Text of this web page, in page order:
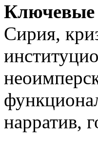
Ключевые
Сирия,
нарратив,